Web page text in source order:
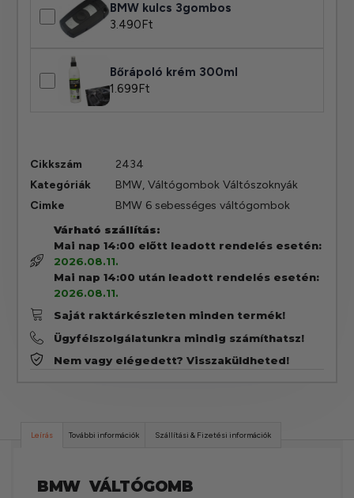
BMW kulcs 3gombos
3.490Ft
Bőrápoló krém 300ml
1.699Ft
Cikkszám
2434
Kategóriák
BMW,Váltógombok Váltószoknyák
Cimke
BMW 6 sebességes váltógombok
Várható szállítás:
Mai nap 14:00 előtt leadott rendelés esetén:
2026.08.11.
Mai nap 14:00 után leadott rendelés esetén:
2026.08.11.
Saját raktárkészleten minden termék!
Ügyfélszolgálatunkra mindig számíthatsz!
Nem vagy elégedett? Visszaküldheted!
Leírás További információk Szállítási & Fizetési információk
BMW VÁLTÓGOMB